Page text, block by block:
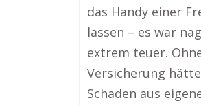
das Handy einer
lassen – es war
extrem teuer.
Versicherung
Schaden aus